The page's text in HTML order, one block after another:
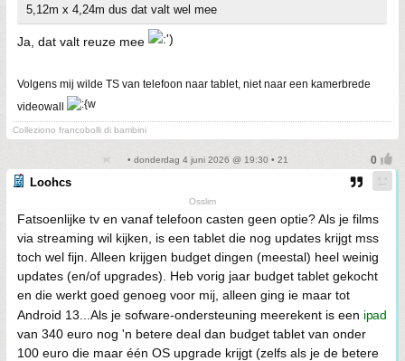
5,12m x 4,24m dus dat valt wel mee
Ja, dat valt reuze mee
Volgens mij wilde TS van telefoon naar tablet, niet naar een kamerbrede
videowall
Colleziono francobolli di bambini
• donderdag 4 juni 2026 @ 19:30 • 21
Loohcs
Osslim
Fatsoenlijke tv en vanaf telefoon casten geen optie? Als je films
via streaming wil kijken, is een tablet die nog updates krijgt mss
toch wel fijn. Alleen krijgen budget dingen (meestal) heel weinig
updates (en/of upgrades). Heb vorig jaar budget tablet gekocht
en die werkt goed genoeg voor mij, alleen ging ie maar tot
Android 13...Als je sofware-ondersteuning meerekent is een ipad
van 340 euro nog 'n betere deal dan budget tablet van onder
100 euro die maar één OS upgrade krijgt (zelfs als je de betere